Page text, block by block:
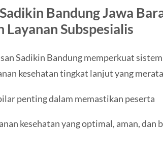
Bandung Jawa
Layanan Subspesialis
Sadikin Bandung memperkuat
kesehatan tingkat lanjut yang
penting dalam memastikan peserta
kesehatan yang optimal, aman, dan